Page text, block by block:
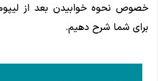
خصوص نحوه خوابیدن بعد از
برای شما شرح دهیم.